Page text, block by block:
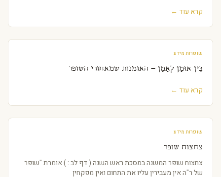
קרא עוד ←
שופרות מידע
בֵּין אוּמָן לְאָמָן – האומנות שמאחורי השופר
קרא עוד ←
שופרות מידע
צחצוח שופר
צחצוח שופר המשנה במסכת ראש השנה ( דף לב : ) אומרת "שופר
של ר"ה אין מעבירין עליו את התחום ואין מפקחין